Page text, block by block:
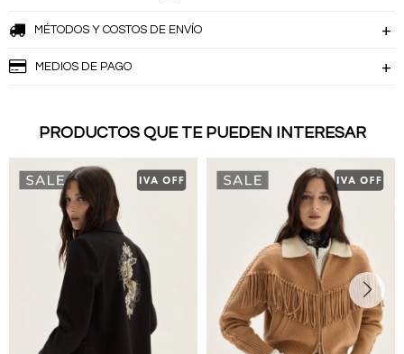
MÉTODOS Y COSTOS DE ENVÍO
MEDIOS DE PAGO
PRODUCTOS QUE TE PUEDEN INTERESAR